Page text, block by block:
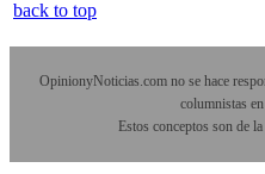
back to top
OpinionyNoticias.com no se hace
columnistas
Estos conceptos son de